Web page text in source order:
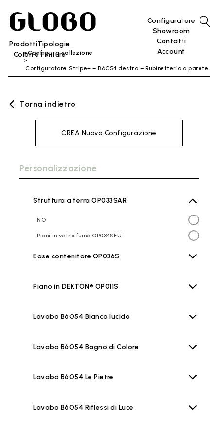
ProdottiTipologie
Colori e Finiture
Configuratore
Showroom
Contatti
Account
Configura collezione
Configuratore Stripe+ – B6O54 destra – Rubinetteria a parete
Torna indietro
CREA Nuova Configurazione
Personalizzazione
Struttura a terra OP033SAR
NO
Piani in vetro fumè OP034SFU
Base contenitore OP036S
Piano in DEKTON® OP011S
Lavabo B6O54 Bianco lucido
Lavabo B6O54 Bagno di Colore
Lavabo B6O54 Le Pietre
Lavabo B6O54 Riflessi di Luce